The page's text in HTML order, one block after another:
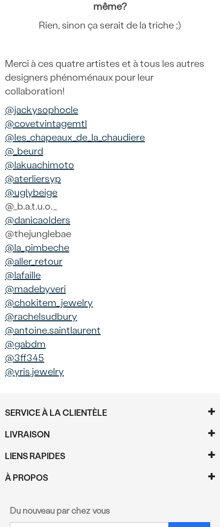
même?
Rien, sinon ça serait de la triche ;)
Merci à ces quatre artistes et à tous les autres
designers phénoménaux pour leur
collaboration!
@jackysophocle
@covetvintagemtl
@les_chapeaux_de_la_chaudiere
@_beurd
@lakuachimoto
@aterliersyp
@uglybeige
@_b.a.t.u.o._
@danicaolders
@thejunglebae
@la_pimbeche
@aller_retour
@lafaille
@madebyveri
@chokitem_jewelry
@rachelsudbury
@antoine.saintlaurent
@gabdm
@3ff345
@yris.jewelry
SERVICE À LA CLIENTÈLE
LIVRAISON
LIENS RAPIDES
À PROPOS
Du nouveau par chez vous